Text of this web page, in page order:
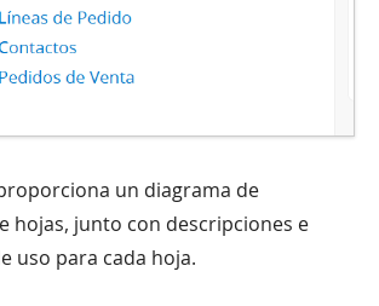
un diagrama de
hojas, junto con descripciones e
uso para cada hoja.